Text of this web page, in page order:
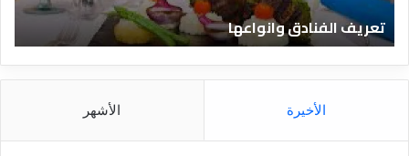
ن
د
ق
و
و
تعريف الفنادق وانواعها
د
و
الأخيرة الأشهر